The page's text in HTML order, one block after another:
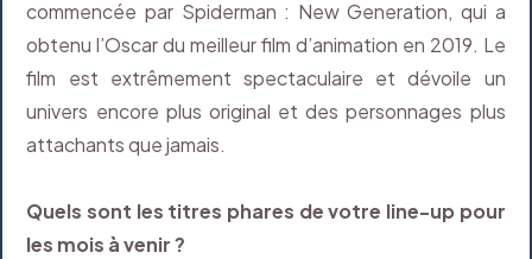
commencée par Spiderman : New Generation, qui a
obtenu l’Oscar du meilleur film d’animation en 2019. Le
film est extrêmement spectaculaire et dévoile un
univers encore plus original et des personnages plus
attachants que jamais.
Quels sont les titres phares de votre line-up pour
les mois à venir ?